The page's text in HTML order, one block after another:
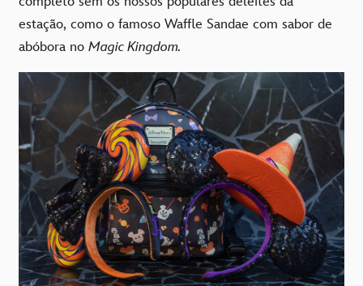
estação, como o famoso Waffle Sandae com sabor de
abóbora no Magic Kingdom.